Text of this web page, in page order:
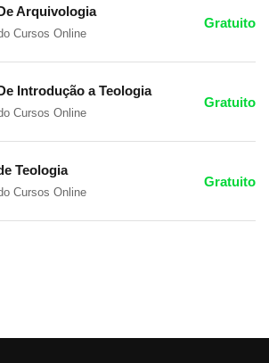
Arquivologia
Cursos Online
Gratuito
Introdução a Teologia
Cursos Online
Gratuito
Teologia
Cursos Online
Gratuito